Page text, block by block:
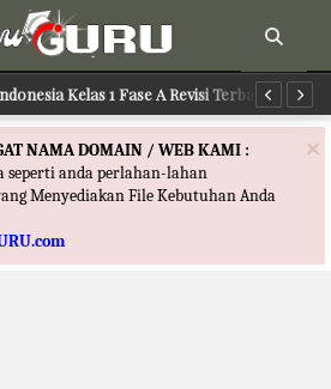
Indonesia Kelas 1 Fase A Revisi Terbaru
Kelas 12 Fase F Merdeka Terbaru
×
NAMA DOMAIN / WEB KAMI :
seperti anda perlahan-lahan
Menyediakan File Kebutuhan Anda